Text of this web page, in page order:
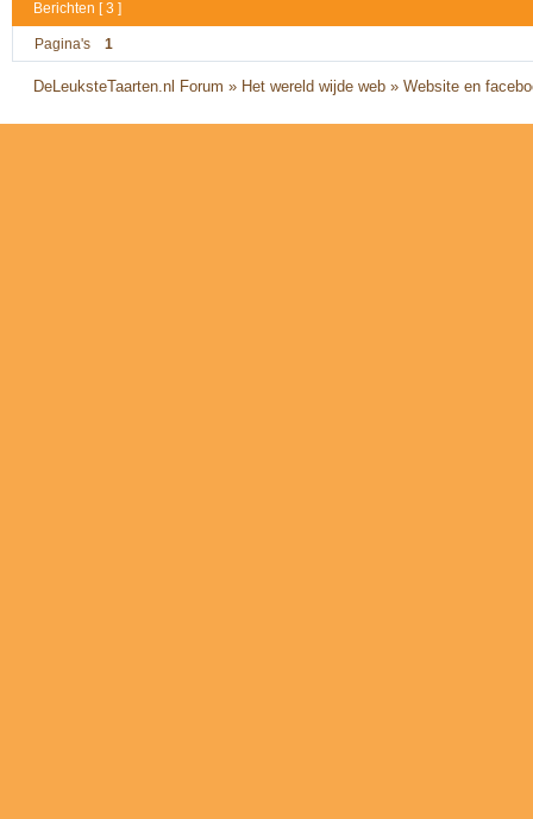
Berichten [ 3 ]
Pagina's 1
DeLeuksteTaarten.nl Forum » Het wereld wijde web »Website en